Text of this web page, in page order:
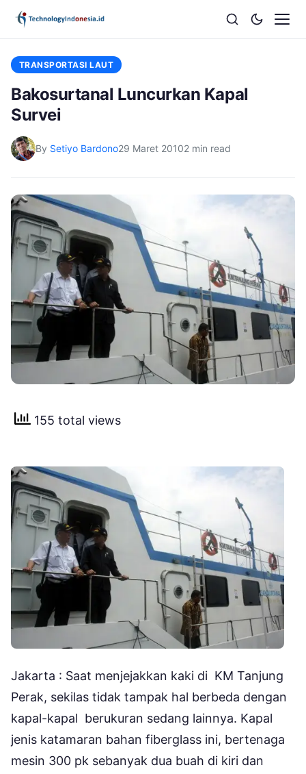
TRANSPORTASI LAUT
Bakosurtanal Luncurkan Kapal
Survei
By Setiyo Bardono29 Maret 20102 min read
155 total views
Jakarta : Saat menjejakkan kaki di KM Tanjung
Perak, sekilas tidak tampak hal berbeda dengan
kapal-kapal berukuran sedang lainnya. Kapal
jenis katamaran bahan fiberglass ini, bertenaga
mesin 300 pk sebanyak dua buah di kiri dan